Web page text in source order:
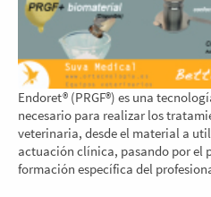
Endoret® (PRGF®) es una
necesario para realizar los
veterinaria, desde el material a
actuación clínica, pasando por el
formación específica del